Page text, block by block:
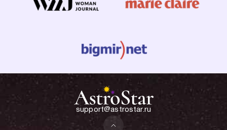
support@astrostar.ru